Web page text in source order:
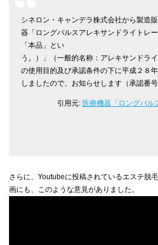
シネロン・キャンデラ株式会社から製造
器「ロングパルスアレキサンドライトレ
「本品」とい
う。）」（一般的名称：アレキサンドラ
の使用目的及び承認条件の下に平成２８
しましたので、お知らせします（承認番
引用元: 医療機器「ロングパル
さらに、Youtubeに投稿されているエステ脱
画にも、このような意見がありました。